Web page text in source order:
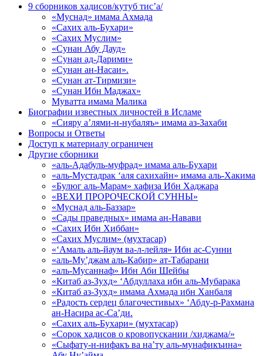
9 сборников хадисов/кутуб тис’а/
«Муснад» имама Ахмада
«Сахих аль-Бухари»
«Сахих Муслим»
«Сунан Абу Дауд»
«Сунан ад-Дарими»
«Сунан ан-Насаи».
«Сунан ат-Тирмизи»
«Сунан Ибн Маджах»
Муватта имама Малика
Биографии известных личностей в Исламе
«Сияру а’лями-н-нубаляъ» имама аз-Захаби
Вопросы и Ответы
Доступ к материалу ограничен
Другие сборники
«аль-Адабуль-муфрад» имама аль-Бухари
«аль-Мустадрак ‘аля сахихайн» имама аль-Хакима
«Булюг аль-Марам» хафиза Ибн Хаджара
«ВЕХИ ПРОРОЧЕСКОЙ СУННЫ»
«Муснад аль-Баззар»
«Сады праведных» имама ан-Навави
«Сахих Ибн Хиббан»
«Сахих Муслим» (мухтасар)
«‘Амаль аль-йаум ва-л-лейля» Ибн ас-Сунни
«аль-Му’джам аль-Кабир» ат-Табарани
«аль-Мусаннаф» Ибн Аби Шейбы
«Китаб аз-Зухд» ‘Абдуллаха ибн аль-Мубарака
«Китаб аз-Зухд» имама Ахмада ибн Ханбаля
«Радость сердец благочестивых» ‘Абду-р-Рахмана
ан-Насира ас-Са’ди.
«Сахих аль-Бухари» (мухтасар)
«Сорок хадисов о кровопускании /хиджама/»
«Сыфату-н-нифакъ ва на’ту аль-мунафикъина»